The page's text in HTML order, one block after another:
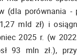
(dla porównania -
mld zł) i
2025 r. (w
93 mln zł.),